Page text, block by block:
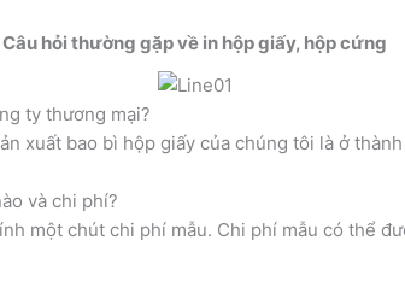
Câu hỏi thường gặp về in hộp giấy, hộp cứng
ty thương mại?
xuất bao bì hộp giấy của chúng tôi là ở
và chi phí?
một chút chi phí mẫu. Chi phí mẫu có thể